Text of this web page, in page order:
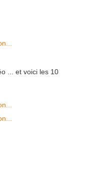
... et voici les 10